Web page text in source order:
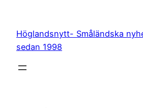
innehåll
Höglandsnytt- Småländska
sedan 1998